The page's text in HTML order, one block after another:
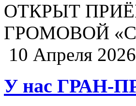
ОТКРЫТ
ГРОМОВОЙ
10 Апреля 2026
У нас ГРАН-